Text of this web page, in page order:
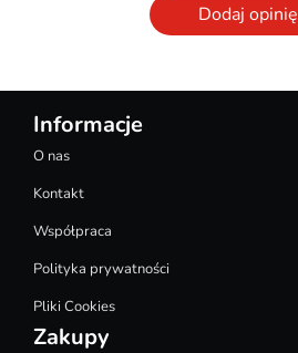
Dodaj opinię
Informacje
O nas
Kontakt
Współpraca
Polityka prywatności
Pliki Cookies
Zakupy